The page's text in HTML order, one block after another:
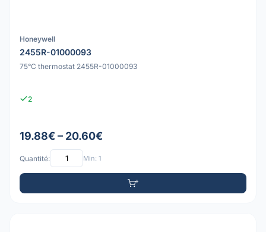
Honeywell
2455R-01000093
75°C thermostat 2455R-01000093
2
19.88€ – 20.60€
Quantité: Min: 1